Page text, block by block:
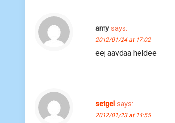
amy says:
2012/01/24 at 17:02
eej aavdaa heldee
setgel says:
2012/01/23 at 14:55